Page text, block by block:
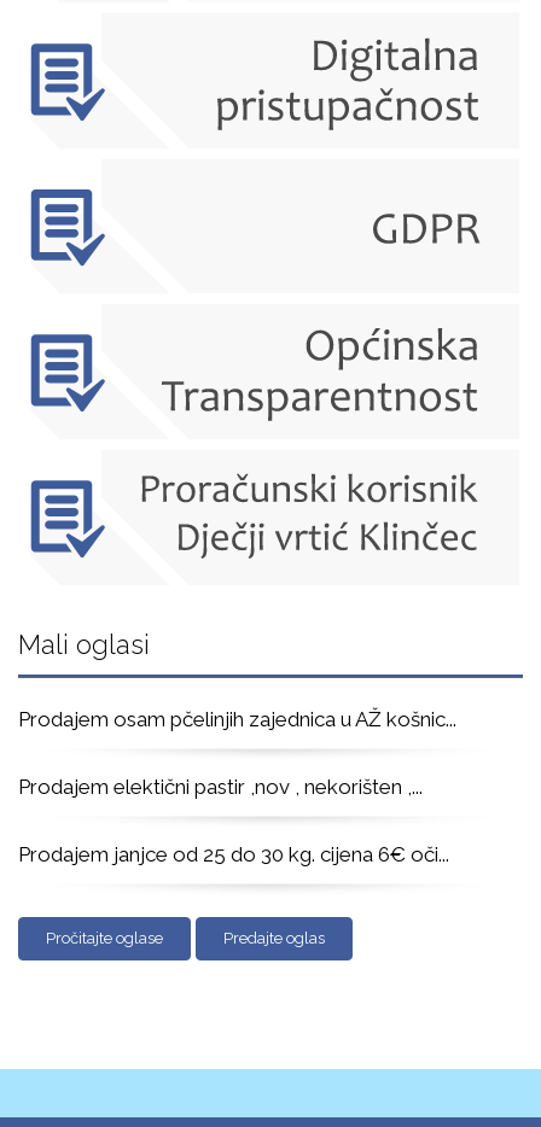
Mali oglasi
Prodajem osam pčelinjih zajednica u AŽ košnic...
Prodajem elektični pastir ,nov , nekorišten , ...
Prodajem janjce od 25 do 30 kg. cijena 6€ oči...
Pročitajte oglase Predajte oglas